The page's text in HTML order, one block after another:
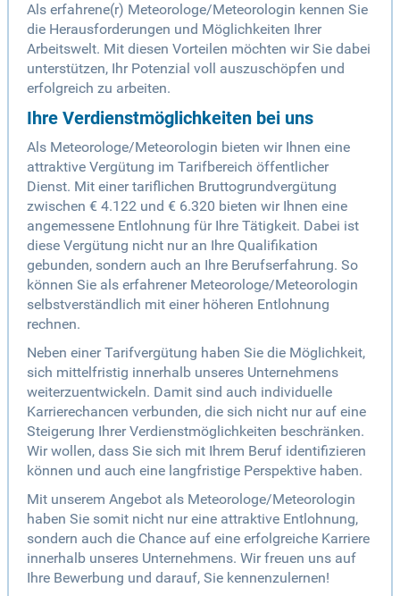
Als erfahrene(r) Meteorologe/Meteorologin kennen Sie
die Herausforderungen und Möglichkeiten Ihrer
Arbeitswelt. Mit diesen Vorteilen möchten wir Sie dabei
unterstützen, Ihr Potenzial voll auszuschöpfen und
erfolgreich zu arbeiten.
Ihre Verdienstmöglichkeiten bei uns
Als Meteorologe/Meteorologin bieten wir Ihnen eine
attraktive Vergütung im Tarifbereich öffentlicher
Dienst. Mit einer tariflichen Bruttogrundvergütung
zwischen € 4.122 und € 6.320 bieten wir Ihnen eine
angemessene Entlohnung für Ihre Tätigkeit. Dabei ist
diese Vergütung nicht nur an Ihre Qualifikation
gebunden, sondern auch an Ihre Berufserfahrung. So
können Sie als erfahrener Meteorologe/Meteorologin
selbstverständlich mit einer höheren Entlohnung
rechnen.
Neben einer Tarifvergütung haben Sie die Möglichkeit,
sich mittelfristig innerhalb unseres Unternehmens
weiterzuentwickeln. Damit sind auch individuelle
Karrierechancen verbunden, die sich nicht nur auf eine
Steigerung Ihrer Verdienstmöglichkeiten beschränken.
Wir wollen, dass Sie sich mit Ihrem Beruf identifizieren
können und auch eine langfristige Perspektive haben.
Mit unserem Angebot als Meteorologe/Meteorologin
haben Sie somit nicht nur eine attraktive Entlohnung,
sondern auch die Chance auf eine erfolgreiche Karriere
innerhalb unseres Unternehmens. Wir freuen uns auf
Ihre Bewerbung und darauf, Sie kennenzulernen!